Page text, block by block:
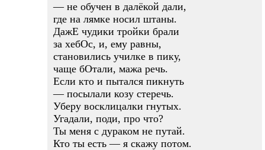
— не обучен в далёкой дали,
где на лямке носил штаны.
ДажЕ чудики тройки брали
за хебОс, и, ему равны,
становились училке в пику,
чаще бОтали, мажа речь.
Если кто и пытался пикнуть
— посылали козу стеречь.
Уберу восклицалки гнутых.
Угадали, поди, про что?
Ты меня с дураком не путай.
Кто ты есть — я скажу потом.